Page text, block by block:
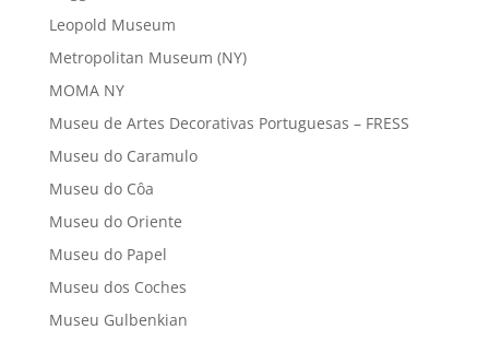
Leopold Museum
Metropolitan Museum (NY)
MOMA NY
Museu de Artes Decorativas Portuguesas – FRESS
Museu do Caramulo
Museu do Côa
Museu do Oriente
Museu do Papel
Museu dos Coches
Museu Gulbenkian